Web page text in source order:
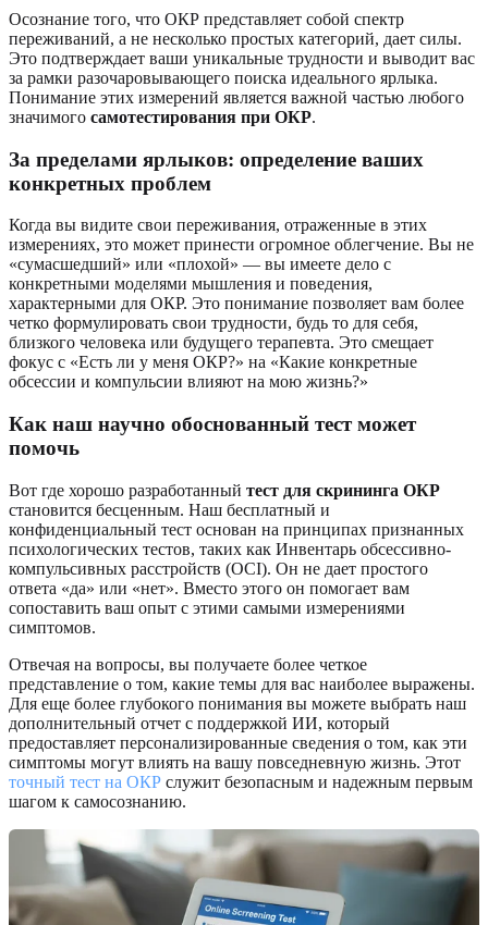
Осознание того, что ОКР представляет собой спектр
переживаний, а не несколько простых категорий, дает силы.
Это подтверждает ваши уникальные трудности и выводит вас
за рамки разочаровывающего поиска идеального ярлыка.
Понимание этих измерений является важной частью любого
значимого самотестирования при ОКР.
За пределами ярлыков: определение ваших
конкретных проблем
Когда вы видите свои переживания, отраженные в этих
измерениях, это может принести огромное облегчение. Вы не
«сумасшедший» или «плохой» — вы имеете дело с
конкретными моделями мышления и поведения,
характерными для ОКР. Это понимание позволяет вам более
четко формулировать свои трудности, будь то для себя,
близкого человека или будущего терапевта. Это смещает
фокус с «Есть ли у меня ОКР?» на «Какие конкретные
обсессии и компульсии влияют на мою жизнь?»
Как наш научно обоснованный тест может
помочь
Вот где хорошо разработанный тест для скрининга ОКР
становится бесценным. Наш бесплатный и
конфиденциальный тест основан на принципах признанных
психологических тестов, таких как Инвентарь обсессивно-
компульсивных расстройств (OCI). Он не дает простого
ответа «да» или «нет». Вместо этого он помогает вам
сопоставить ваш опыт с этими самыми измерениями
симптомов.
Отвечая на вопросы, вы получаете более четкое
представление о том, какие темы для вас наиболее выражены.
Для еще более глубокого понимания вы можете выбрать наш
дополнительный отчет с поддержкой ИИ, который
предоставляет персонализированные сведения о том, как эти
симптомы могут влиять на вашу повседневную жизнь. Этот
точный тест на ОКР служит безопасным и надежным первым
шагом к самосознанию.